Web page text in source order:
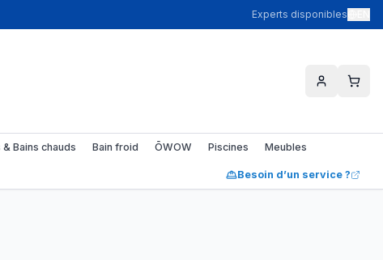
Experts disponibles
& Bains chauds Bain froid ŌWOW Piscines Meubles
Besoin d’un service ?